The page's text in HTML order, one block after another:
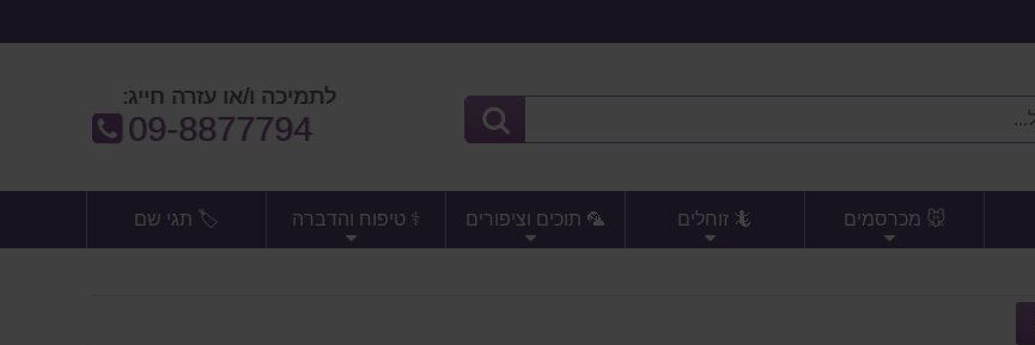
לתמיכה ו/או עזרה חייג:
טלפון:
09-8877794
🐭 מכרסמים 🦎 זוחלים 🦜 תוכים וציפורים ⚕️ טיפוח והדברה 🏷️ תגי שם